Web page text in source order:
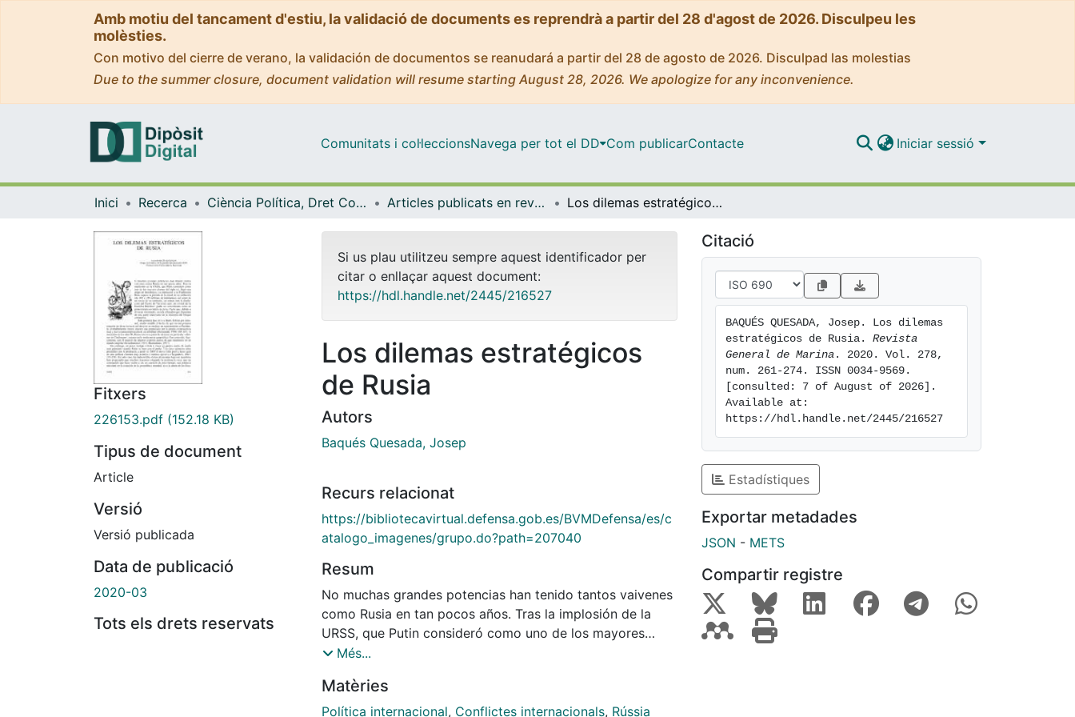
Amb motiu del tancament d'estiu, la validació de documents es reprendrà a partir del 28 d'agost de 2026. Disculpeu les
molèsties.
Con motivo del cierre de verano, la validación de documentos se reanudará a partir del 28 de agosto de 2026. Disculpad las molestias
Due to the summer closure, document validation will resume starting August 28, 2026. We apologize for any inconvenience.
Comunitats i col·leccionsNavega per tot el DD Com publicarContacte Iniciar sessió
Inici Recerca Ciència Política, Dret Constitucional i Filosofia del Dret Articles publicats en revistes (Ciència Política, Dret Constitucional i Filosofia del Dret) Los dilemas estratégicos de Rusia
Fitxers
226153.pdf (152.18 KB)
Tipus de document
Article
Versió
Versió publicada
Data de publicació
2020-03
Tots els drets reservats
Si us plau utilitzeu sempre aquest identificador per
citar o enllaçar aquest document:
https://hdl.handle.net/2445/216527
Los dilemas estratégicos
de Rusia
Autors
Baqués Quesada, Josep
Recurs relacionat
https://bibliotecavirtual.defensa.gob.es/BVMDefensa/es/c
atalogo_imagenes/grupo.do?path=207040
Resum
No muchas grandes potencias han tenido tantos vaivenes
como Rusia en tan pocos años. Tras la implosión de la
URSS, que Putin consideró como uno de los mayores
dramas del siglo XX, llegó una etapa de decadencia. La
Rusa supuso la pérdida de la mitad de su población
(de 300 a 150 millones de habitantes), así como de
Més...
Matèries
Política internacional, Conflictes internacionals, Rússia
Citació
BAQUÉS QUESADA, Josep. Los dilemas
estratégicos de Rusia. Revista
General de Marina . 2020. Vol. 278,
num. 261-274. ISSN 0034-9569.
[consulted: 7 of August of 2026].
Available at:
https://hdl.handle.net/2445/216527
Estadístiques
Exportar metadades
JSON - METS
Compartir registre